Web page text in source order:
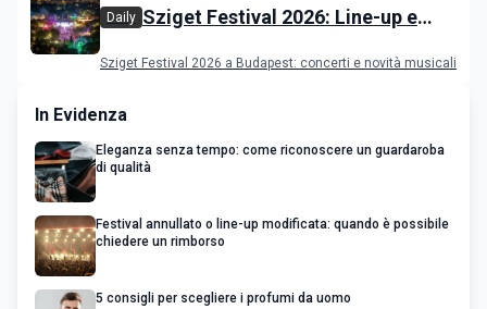
Daily Sziget Festival 2026: Line-up e
Sziget Festival 2026 a Budapest: concerti e novità musicali
In Evidenza
Eleganza senza tempo: come riconoscere un guardaroba
di qualità
Festival annullato o line-up modificata: quando è possibile
chiedere un rimborso
5 consigli per scegliere i profumi da uomo